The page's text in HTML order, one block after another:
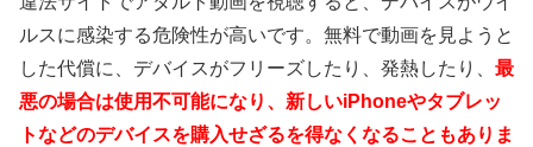
ルスに感染する危険性が高いです。無料で動画を見ようと
した代償に、デバイスがフリーズしたり、発熱したり、 最
悪の場合は使用不可能になり、新しいiPhoneやタブレッ
トなどのデバイスを購入せざるを得なくなることもありま